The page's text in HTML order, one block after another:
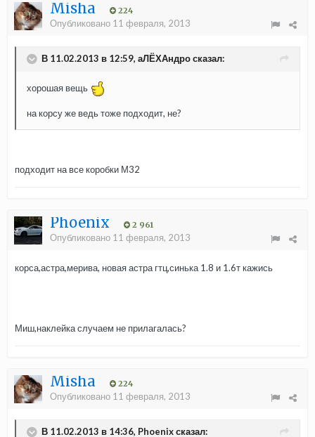
Misha 224
Опубликовано 11 февраля, 2013
В 11.02.2013 в 12:59, аЛЁХАндро сказал:
хорошая вещь
на корсу же ведь тоже подходит, не?
подходит на все коробки М32
Phoenix 2 961
Опубликовано 11 февраля, 2013
корса,астра,мерива, новая астра гтц,синька 1.8 и 1.6т кажись
Миш,наклейка случаем не прилагалась?
Misha 224
Опубликовано 11 февраля, 2013
В 11.02.2013 в 14:36, Phoenix сказал: